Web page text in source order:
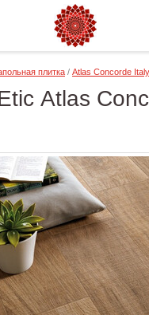
плитка / Atlas Concorde Italy
Atlas